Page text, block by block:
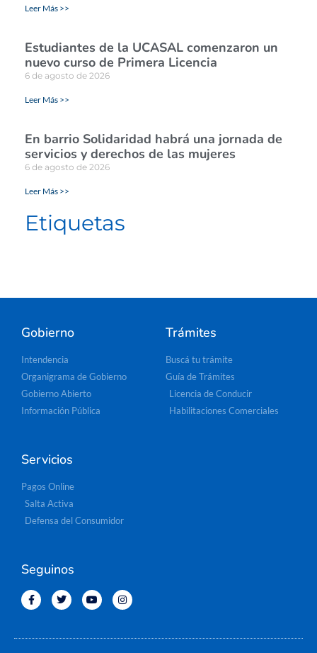
Leer Más >>
Estudiantes de la UCASAL comenzaron un
nuevo curso de Primera Licencia
6 de agosto de 2026
Leer Más >>
En barrio Solidaridad habrá una jornada de
servicios y derechos de las mujeres
6 de agosto de 2026
Leer Más >>
Etiquetas
Gobierno
Intendencia
Organigrama de Gobierno
Gobierno Abierto
Información Pública
Trámites
Buscá tu trámite
Guía de Trámites
Licencia de Conducir
Habilitaciones Comerciales
Servicios
Pagos Online
Salta Activa
Defensa del Consumidor
Seguinos